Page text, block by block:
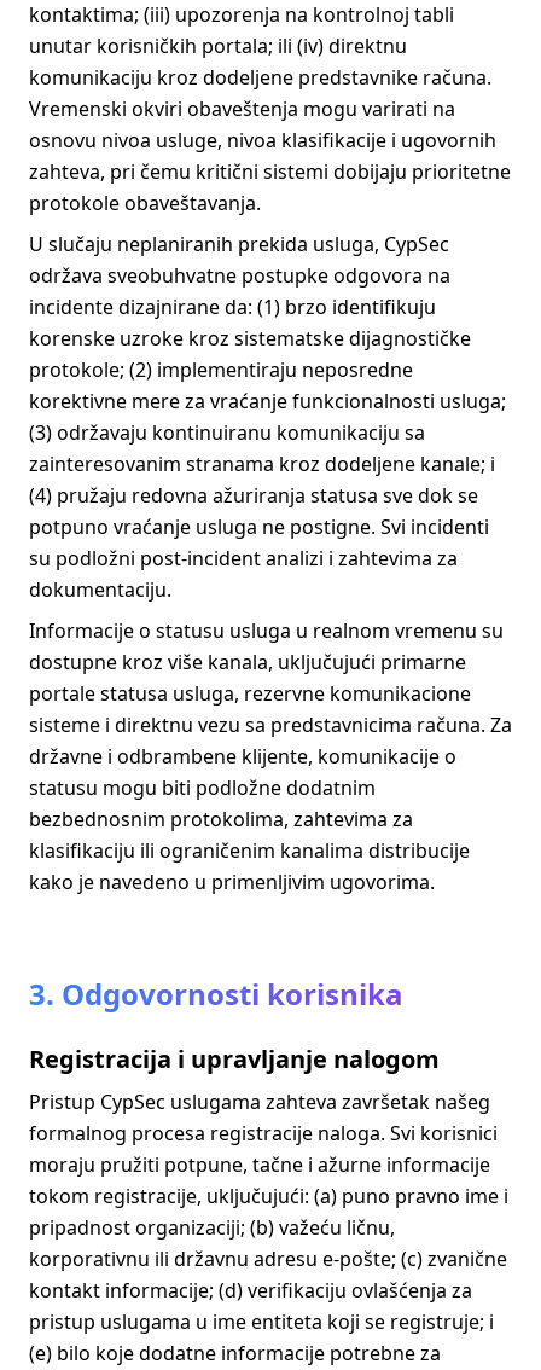
kontaktima; (iii) upozorenja na kontrolnoj tabli
unutar korisničkih portala; ili (iv) direktnu
komunikaciju kroz dodeljene predstavnike računa.
Vremenski okviri obaveštenja mogu varirati na
osnovu nivoa usluge, nivoa klasifikacije i ugovornih
zahteva, pri čemu kritični sistemi dobijaju prioritetne
protokole obaveštavanja.
U slučaju neplaniranih prekida usluga, CypSec
održava sveobuhvatne postupke odgovora na
incidente dizajnirane da: (1) brzo identifikuju
korenske uzroke kroz sistematske dijagnostičke
protokole; (2) implementiraju neposredne
korektivne mere za vraćanje funkcionalnosti usluga;
(3) održavaju kontinuiranu komunikaciju sa
zainteresovanim stranama kroz dodeljene kanale; i
(4) pružaju redovna ažuriranja statusa sve dok se
potpuno vraćanje usluga ne postigne. Svi incidenti
su podložni post-incident analizi i zahtevima za
dokumentaciju.
Informacije o statusu usluga u realnom vremenu su
dostupne kroz više kanala, uključujući primarne
portale statusa usluga, rezervne komunikacione
sisteme i direktnu vezu sa predstavnicima računa. Za
državne i odbrambene klijente, komunikacije o
statusu mogu biti podložne dodatnim
bezbednosnim protokolima, zahtevima za
klasifikaciju ili ograničenim kanalima distribucije
kako je navedeno u primenljivim ugovorima.
3. Odgovornosti korisnika
Registracija i upravljanje nalogom
Pristup CypSec uslugama zahteva završetak našeg
formalnog procesa registracije naloga. Svi korisnici
moraju pružiti potpune, tačne i ažurne informacije
tokom registracije, uključujući: (a) puno pravno ime i
pripadnost organizaciji; (b) važeću ličnu,
korporativnu ili državnu adresu e-pošte; (c) zvanične
kontakt informacije; (d) verifikaciju ovlašćenja za
pristup uslugama u ime entiteta koji se registruje; i
(e) bilo koje dodatne informacije potrebne za